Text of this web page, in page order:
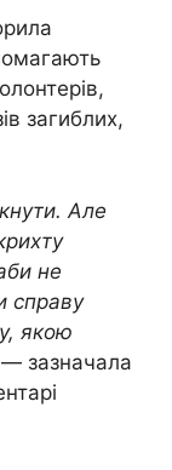
загиблих,
Але
не
справу
якою
— зазначала